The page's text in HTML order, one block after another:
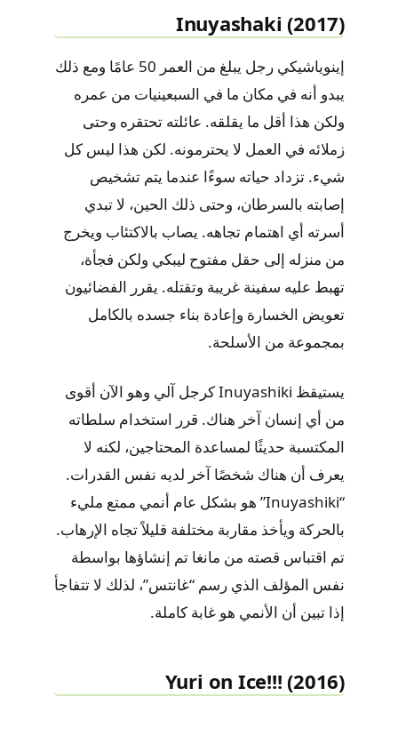
Inuyashaki (2017)
إينوياشيكي رجل يبلغ من العمر 50 عامًا ومع ذلك
يبدو أنه في مكان ما في السبعينيات من عمره
ولكن هذا أقل ما يقلقه. عائلته تحتقره وحتى
زملائه في العمل لا يحترمونه. لكن هذا ليس كل
شيء. تزداد حياته سوءًا عندما يتم تشخيص
إصابته بالسرطان، وحتى ذلك الحين، لا تبدي
أسرته أي اهتمام تجاهه. يصاب بالاكتئاب ويخرج
من منزله إلى حقل مفتوح ليبكي ولكن فجأة،
تهبط عليه سفينة غريبة وتقتله. يقرر الفضائيون
تعويض الخسارة وإعادة بناء جسده بالكامل
بمجموعة من الأسلحة.
يستيقظ Inuyashiki كرجل آلي وهو الآن أقوى
من أي إنسان آخر هناك. قرر استخدام سلطاته
المكتسبة حديثًا لمساعدة المحتاجين، لكنه لا
يعرف أن هناك شخصًا آخر لديه نفس القدرات.
“Inuyashiki” هو بشكل عام أنمي ممتع مليء
بالحركة ويأخذ مقاربة مختلفة قليلاً تجاه الإرهاب.
تم اقتباس قصته من مانغا تم إنشاؤها بواسطة
نفس المؤلف الذي رسم “غانتس”، لذلك لا تتفاجأ
إذا تبين أن الأنمي هو غابة كاملة.
Yuri on Ice!!! (2016)